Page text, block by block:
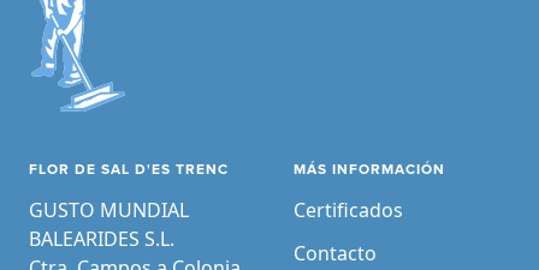
FLOR DE SAL D'ES TRENC
GUSTO MUNDIAL
BALEARIDES S.L.
MÁS INFORMACIÓN
Certificados
Contacto